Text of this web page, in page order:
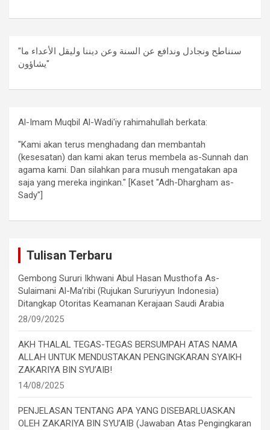
"سنناطح ونجادل وندافع عن السنة وعن ديننا وليقل الأعداء ما
يشاؤون"
Al-Imam Muqbil Al-Wadi'iy rahimahullah berkata:
"Kami akan terus menghadang dan membantah
(kesesatan) dan kami akan terus membela as-Sunnah dan
agama kami. Dan silahkan para musuh mengatakan apa
saja yang mereka inginkan." [Kaset "Adh-Dhargham as-
Sady"]
Tulisan Terbaru
Gembong Sururi Ikhwani Abul Hasan Musthofa As-
Sulaimani Al-Ma’ribi (Rujukan Sururiyyun Indonesia)
Ditangkap Otoritas Keamanan Kerajaan Saudi Arabia
28/09/2025
AKH THALAL TEGAS-TEGAS BERSUMPAH ATAS NAMA
ALLAH UNTUK MENDUSTAKAN PENGINGKARAN SYAIKH
ZAKARIYA BIN SYU’AIB!
14/08/2025
PENJELASAN TENTANG APA YANG DISEBARLUASKAN
OLEH ZAKARIYA BIN SYU’AIB (Jawaban Atas Pengingkaran